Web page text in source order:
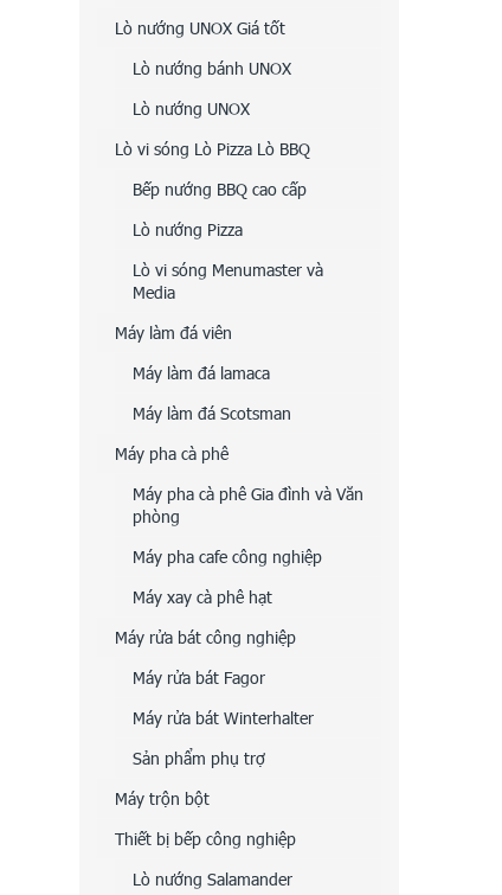
Lò nướng UNOX Giá tốt
Lò nướng bánh UNOX
Lò nướng UNOX
Lò vi sóng Lò Pizza Lò BBQ
Bếp nướng BBQ cao cấp
Lò nướng Pizza
Lò vi sóng Menumaster và
Media
Máy làm đá viên
Máy làm đá lamaca
Máy làm đá Scotsman
Máy pha cà phê
Máy pha cà phê Gia đình và Văn
phòng
Máy pha cafe công nghiệp
Máy xay cà phê hạt
Máy rửa bát công nghiệp
Máy rửa bát Fagor
Máy rửa bát Winterhalter
Sản phẩm phụ trợ
Máy trộn bột
Thiết bị bếp công nghiệp
Lò nướng Salamander